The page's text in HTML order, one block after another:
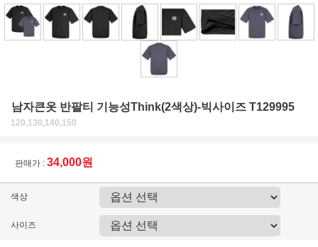
남자큰옷 반팔티 기능성Think(2색상)-빅사이즈 T129995
120,130,140,150
판매가 : 34,000원
색상
사이즈